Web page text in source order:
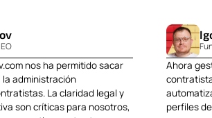
nos ha permitido sacar
administración
La claridad legal y
son críticas para nosotros,
Ahora
perfiles